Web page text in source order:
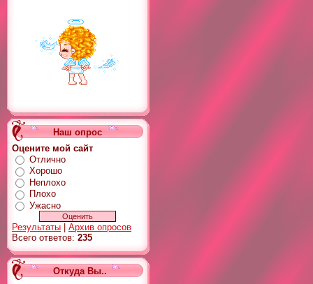
Наш опрос
Оцените мой сайт
Отлично
Хорошо
Неплохо
Плохо
Ужасно
Результаты
Архив опросов
Всего ответов: 235
Откуда Вы..